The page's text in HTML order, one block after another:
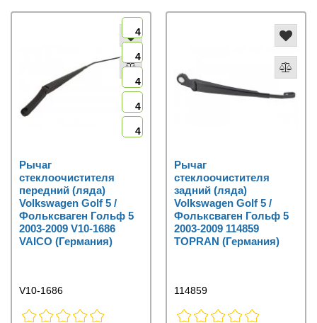
4
4
4
4
4
Рычаг
стеклоочистителя
передний (ляда)
Volkswagen Golf 5 /
Фольксваген Гольф 5
2003-2009 V10-1686
VAICO (Германия)
V10-1686
Рычаг
стеклоочистителя
задний (ляда)
Volkswagen Golf 5 /
Фольксваген Гольф 5
2003-2009 114859
TOPRAN (Германия)
114859